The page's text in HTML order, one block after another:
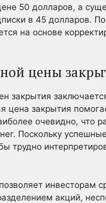
50 долларов, а
в 45 долларов.
на основе
цены
закрытия
закрытия
очевидно, что
Поскольку
трудно
инвесторам
акций,